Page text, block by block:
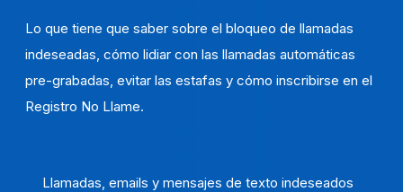
Lo que tiene que saber sobre el bloqueo de llamadas
indeseadas, cómo lidiar con las llamadas automáticas
pre-grabadas, evitar las estafas y cómo inscribirse en el
Registro No Llame.
Llamadas, emails y mensajes de texto indeseados